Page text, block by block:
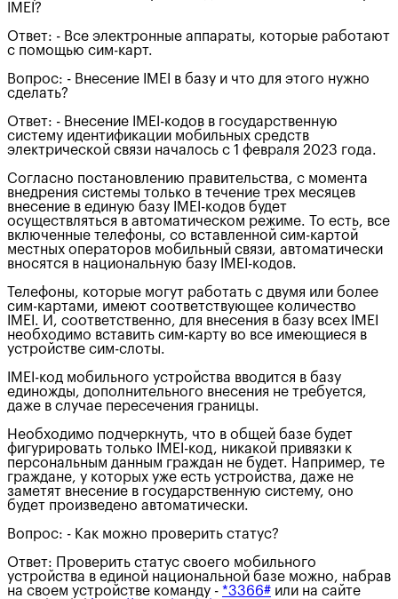
IMEI?
Ответ: - Все электронные аппараты, которые работают
с помощью сим-карт.
Вопрос: - Внесение IMEI в базу и что для этого нужно
сделать?
Ответ: - Внесение IMEI-кодов в государственную
систему идентификации мобильных средств
электрической связи началось с 1 февраля 2023 года.
Согласно постановлению правительства, с момента
внедрения системы только в течение трех месяцев
внесение в единую базу IMEI-кодов будет
осуществляться в автоматическом режиме. То есть, все
включенные телефоны, со вставленной сим-картой
местных операторов мобильный связи, автоматически
вносятся в национальную базу IMEI-кодов.
Телефоны, которые могут работать с двумя или более
сим-картами, имеют соответствующее количество
IMEI. И, соответственно, для внесения в базу всех IMEI
необходимо вставить сим-карту во все имеющиеся в
устройстве сим-слоты.
IMEI-код мобильного устройства вводится в базу
единожды, дополнительного внесения не требуется,
даже в случае пересечения границы.
Необходимо подчеркнуть, что в общей базе будет
фигурировать только IMEI-код, никакой привязки к
персональным данным граждан не будет. Например, те
граждане, у которых уже есть устройства, даже не
заметят внесение в государственную систему, оно
будет произведено автоматически.
Вопрос: - Как можно проверить статус?
Ответ: Проверить статус своего мобильного
устройства в единой национальной базе можно, набрав
на своем устройстве команду - *3366# или на сайте